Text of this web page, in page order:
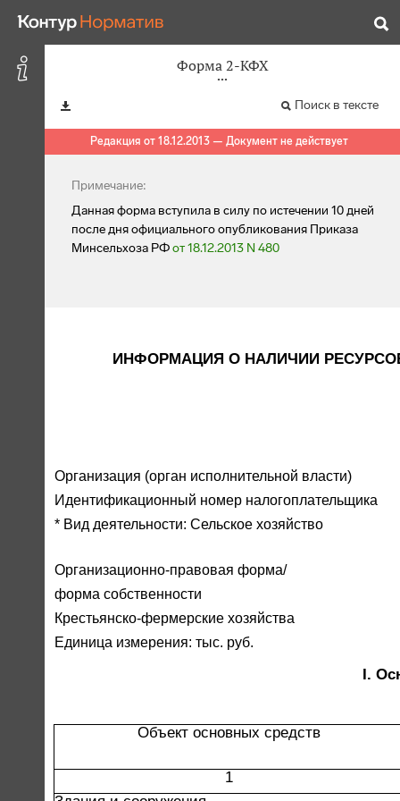
Форма 2-КФХ
Поиск в тексте
Редакция от 18.12.2013 — Документ не действует
Примечание:
Данная форма вступила в силу по истечении 10 дней
после дня официального опубликования Приказа
Минсельхоза РФот 18.12.2013 N 480
ИНФОРМАЦИЯ О НАЛИЧИИ
Организация (орган исполнительной власти)
Идентификационный номер налогоплательщика
* Вид деятельности: Сельское хозяйство
Организационно-правовая форма/
форма собственности
Крестьянско-фермерские хозяйства
Единица измерения: тыс. руб.
I.
Объект основных средств
1